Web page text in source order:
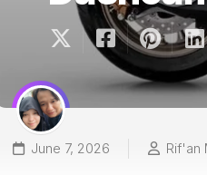
June 7, 2026 Rif'an